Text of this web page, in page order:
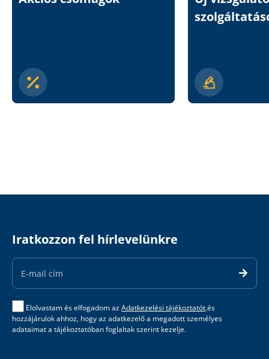
Iratkozzon fel hírlevelünkre
Email
Address
Elolvastam és elfogadom azAdatkezelési tájékoztatót,és
hozzájárulok ahhoz, hogy az adatkezelő a megadott személyes
adataimat a tájékoztatóban foglaltak szerint kezelje.